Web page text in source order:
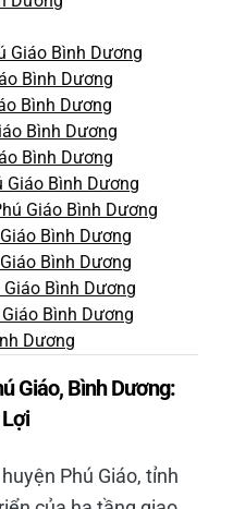
Giáo Bình Dương
Bình Dương
Bình Dương
Bình Dương
Bình Dương
Giáo Bình Dương
Giáo Bình Dương
Bình Dương
Bình Dương
Bình Dương
Bình Dương
Dương
Giáo, Bình Dương:
Phú Giáo, tỉnh